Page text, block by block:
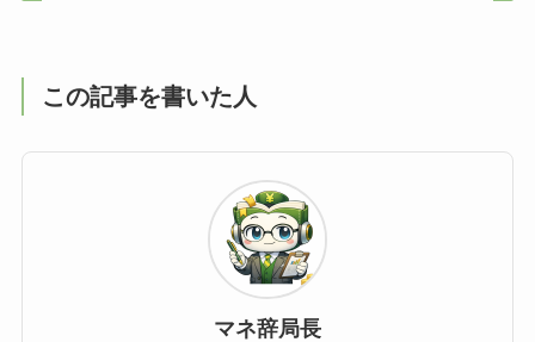
この記事を書いた人
マネ辞局長